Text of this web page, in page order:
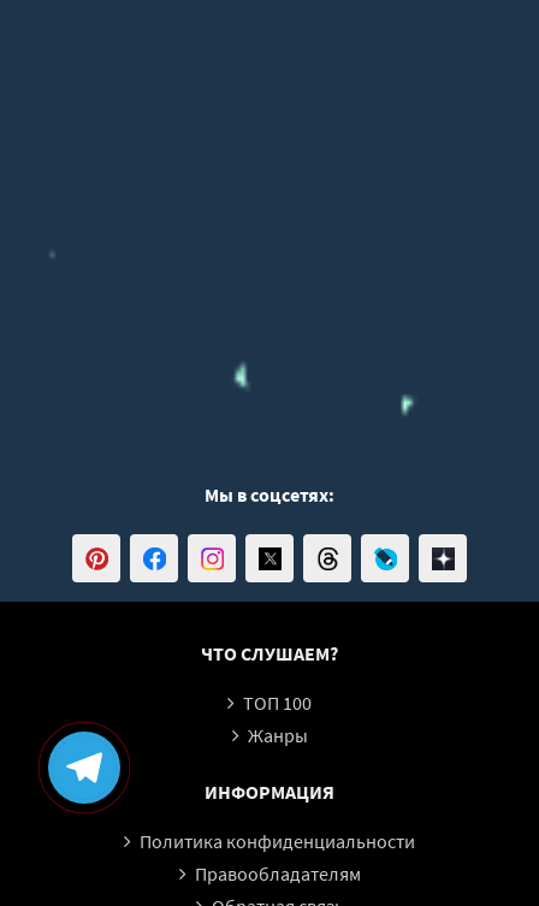
Мы в соцсетях:
ЧТО СЛУШАЕМ?
ТОП 100
Жанры
ИНФОРМАЦИЯ
Политика конфиденциальности
Правообладателям